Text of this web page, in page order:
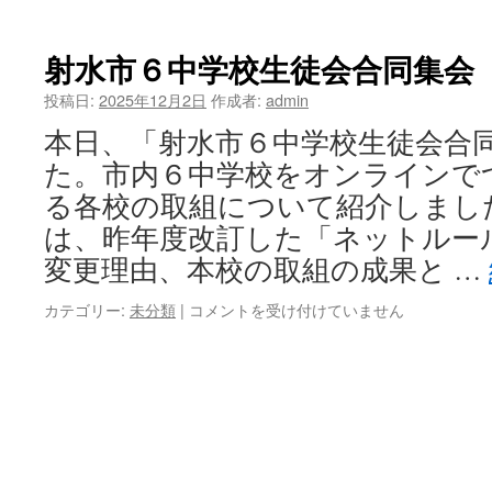
会
は
射水市６中学校生徒会合同集会
投稿日: 2025年12月2日 作成者: admin
本日、「射水市６中学校生徒会合
た。市内６中学校をオンラインで
る各校の取組について紹介しまし
は、昨年度改訂した「ネットル
変更理由、本校の取組の成果と …
カテゴリー: 未分類 | 射
コメントを受け付けていません